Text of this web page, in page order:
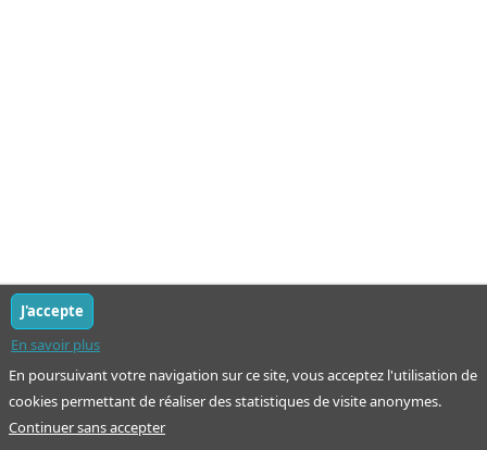
En poursuivant votre navigation sur ce site, vous acceptez l'utilisation de
cookies permettant de réaliser des statistiques de visite anonymes.
En savoir plus
J'accepte
Continuer sans accepter